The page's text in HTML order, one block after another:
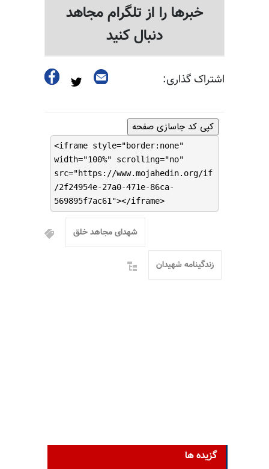
خبرها را از تلگرام مجاهد
دنبال کنید
اشتراک گذاری:
کپی کد جاسازی صفحه
<iframe style="border:none"
width="100%" scrolling="no"
src="https://www.mojahedin.org/if
/2f24954e-27a0-471e-86ca-
569895f7ac61"></iframe>
شهدای مجاهد خلق
زندگینامه شهیدان
گزیده ها